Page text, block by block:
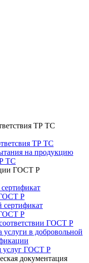
ТР ТС
ТР ТС
на продукцию
ТС
ГОСТ Р
ГОСТ Р
сертификат
ГОСТ Р
ГОСТ Р
услуги в добровольной
услуг ГОСТ Р
документация